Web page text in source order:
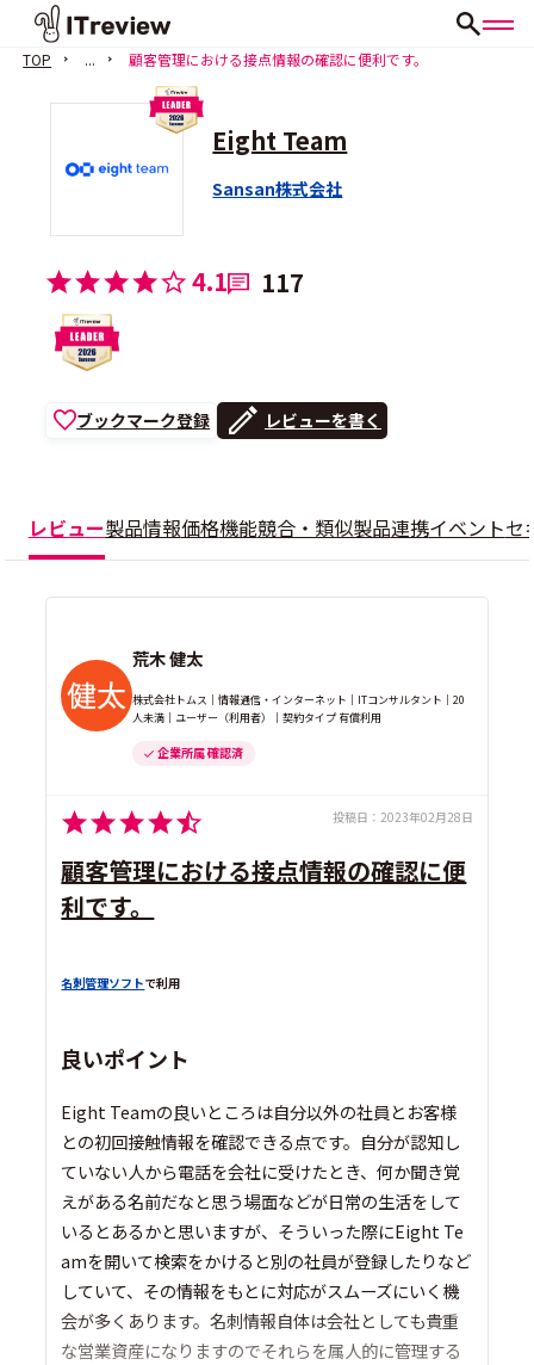
TOP ... 顧客管理における接点情報の確認に便利です。
Eight Team
Sansan株式会社
4.1 117
ブックマーク登録 レビューを書く
レビュー製品情報価格機能競合・類似製品連携イベントセ
荒木 健太
株式会社トムス｜情報通信・インターネット｜ITコンサルタント｜20
人未満｜ユーザー（利用者）｜契約タイプ 有償利用
企業所属 確認済
投稿日： 2023年02月28日
顧客管理における接点情報の確認に便
利です。
名刺管理ソフトで利用
良いポイント
Eight Teamの良いところは自分以外の社員とお客様
との初回接触情報を確認できる点です。自分が認知し
ていない人から電話を会社に受けたとき、何か聞き覚
えがある名前だなと思う場面などが日常の生活をして
いるとあるかと思いますが、そういった際にEight Te
amを開いて検索をかけると別の社員が登録したりなど
していて、その情報をもとに対応がスムーズにいく機
会が多くあります。名刺情報自体は会社としても貴重
な営業資産になりますのでそれらを属人的に管理する